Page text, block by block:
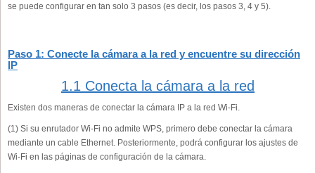
se puede configurar en tan solo 3 pasos (es decir, los pasos 3, 4 y 5).
Paso 1: Conecte la cámara a la red y encuentre su dirección
IP
1.1 Conecta la cámara a la red
Existen dos maneras de conectar la cámara IP a la red Wi-Fi.
(1) Si su enrutador Wi-Fi no admite WPS, primero debe conectar la cámara
mediante un cable Ethernet. Posteriormente, podrá configurar los ajustes de
Wi-Fi en las páginas de configuración de la cámara.